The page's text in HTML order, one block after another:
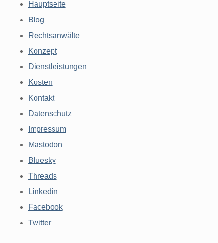
Hauptseite
Blog
Rechtsanwälte
Konzept
Dienstleistungen
Kosten
Kontakt
Datenschutz
Impressum
Mastodon
Bluesky
Threads
Linkedin
Facebook
Twitter